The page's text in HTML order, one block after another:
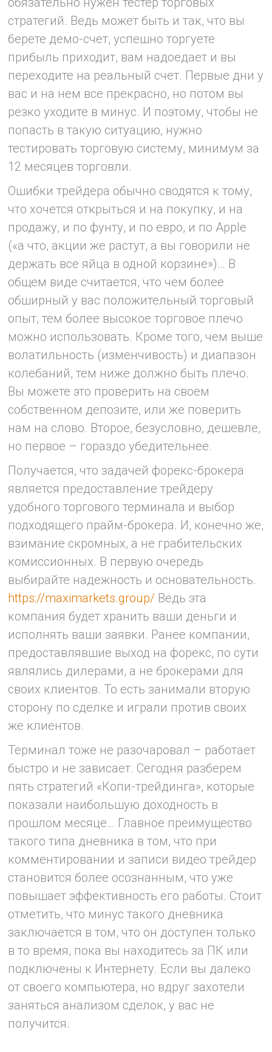
стратегий. Ведь может быть и так, что вы
берете демо-счет, успешно торгуете
прибыль приходит, вам надоедает и вы
переходите на реальный счет. Первые дни у
вас и на нем все прекрасно, но потом вы
резко уходите в минус. И поэтому, чтобы не
попасть в такую ситуацию, нужно
тестировать торговую систему, минимум за
12 месяцев торговли.
Ошибки трейдера обычно сводятся к тому,
что хочется открыться и на покупку, и на
продажу, и по фунту, и по евро, и по Apple
(«а что, акции же растут, а вы говорили не
держать все яйца в одной корзине»)… В
общем виде считается, что чем более
обширный у вас положительный торговый
опыт, тем более высокое торговое плечо
можно использовать. Кроме того, чем выше
волатильность (изменчивость) и диапазон
колебаний, тем ниже должно быть плечо.
Вы можете это проверить на своем
собственном депозите, или же поверить
нам на слово. Второе, безусловно, дешевле,
но первое – гораздо убедительнее.
Получается, что задачей форекс-брокера
является предоставление трейдеру
удобного торгового терминала и выбор
подходящего прайм-брокера. И, конечно же,
взимание скромных, а не грабительских
комиссионных. В первую очередь
выбирайте надежность и основательность.
https://maximarkets.group/ Ведь эта
компания будет хранить ваши деньги и
исполнять ваши заявки. Ранее компании,
предоставлявшие выход на форекс, по сути
являлись дилерами, а не брокерами для
своих клиентов. То есть занимали вторую
сторону по сделке и играли против своих
же клиентов.
Терминал тоже не разочаровал – работает
быстро и не зависает. Сегодня разберем
пять стратегий «Копи-трейдинга», которые
показали наибольшую доходность в
прошлом месяце… Главное преимущество
такого типа дневника в том, что при
комментировании и записи видео трейдер
становится более осознанным, что уже
повышает эффективность его работы. Стоит
отметить, что минус такого дневника
заключается в том, что он доступен только
в то время, пока вы находитесь за ПК или
подключены к Интернету. Если вы далеко
от своего компьютера, но вдруг захотели
заняться анализом сделок, у вас не
получится.